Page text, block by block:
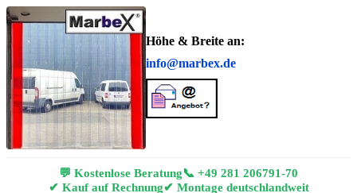
Höhe & Breite an:
info@marbex.de
💬 Kostenlose Beratung📞 +49 281 206791-70
✔ Kauf auf Rechnung✔ Montage deutschlandweit